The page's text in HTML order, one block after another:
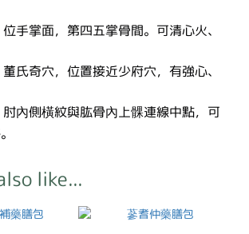
位手掌面，第四五掌骨間。可清心火、
董氏奇穴，位置接近少府穴，有強心、
肘內側橫紋與肱骨內上髁連線中點，可
like...